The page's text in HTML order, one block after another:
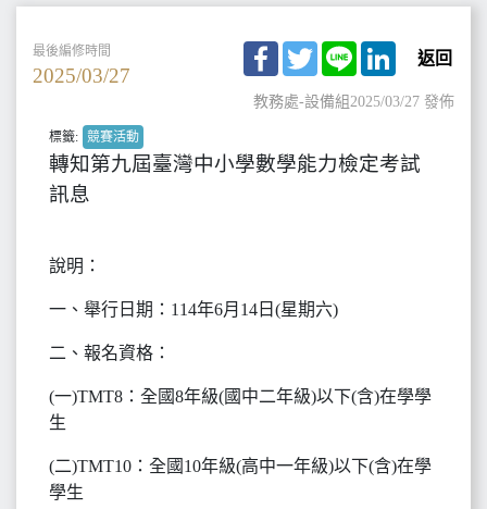
最後編修時間
2025/03/27
Facebook
TwitterLine LinkedIn
返回
教務處-設備組2025/03/27 發佈
標籤: 競賽活動
轉知第九屆臺灣中小學數學能力檢定考試
訊息
說明：
一、舉行日期：114年6月14日(星期六)
二、報名資格：
(一)TMT8：全國8年級(國中二年級)以下(含)在學學
生
(二)TMT10：全國10年級(高中一年級)以下(含)在學
學生